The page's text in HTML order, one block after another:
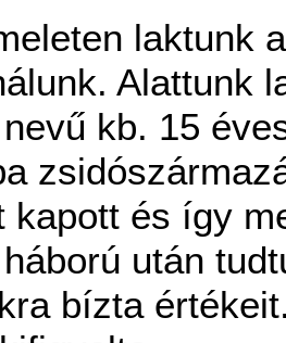
laktunk
Alattunk
kb. 15
kapott és így
után
bízta